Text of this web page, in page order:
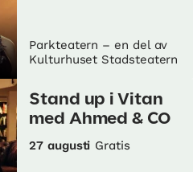
Parkteatern – en del av
Kulturhuset Stadsteatern
Stand up i Vitan
med Ahmed & CO
27 augusti Gratis